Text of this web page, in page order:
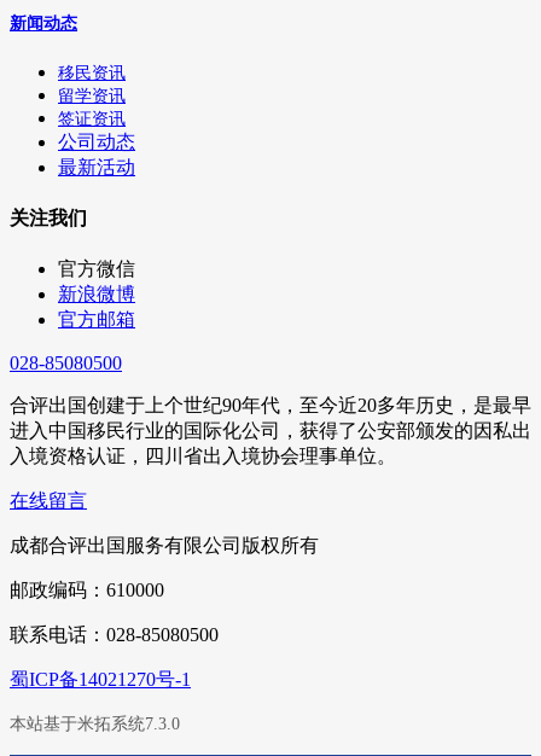
新闻动态
移民资讯
留学资讯
签证资讯
公司动态
最新活动
关注我们
官方微信
新浪微博
官方邮箱
028-85080500
合评出国创建于上个世纪90年代，至今近20多年历史，是最早
进入中国移民行业的国际化公司，获得了公安部颁发的因私出
入境资格认证，四川省出入境协会理事单位。
在线留言
成都合评出国服务有限公司版权所有
邮政编码：610000
联系电话：028-85080500
蜀ICP备14021270号-1
本站基于米拓系统7.3.0